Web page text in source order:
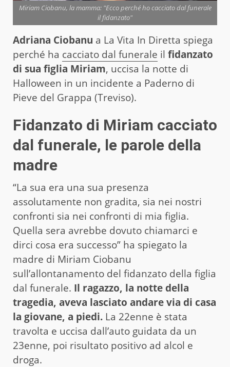
Miriam Ciobanu, la mamma: "Ecco perché ho cacciato dal funerale
il fidanzato"
Adriana Ciobanu a La Vita In Diretta spiega
perché ha cacciato dal funerale il fidanzato
di sua figlia Miriam, uccisa la notte di
Halloween in un incidente a Paderno di
Pieve del Grappa (Treviso).
Fidanzato di Miriam cacciato
dal funerale, le parole della
madre
“La sua era una sua presenza
assolutamente non gradita, sia nei nostri
confronti sia nei confronti di mia figlia.
Quella sera avrebbe dovuto chiamarci e
dirci cosa era successo” ha spiegato la
madre di Miriam Ciobanu
sull’allontanamento del fidanzato della figlia
dal funerale. Il ragazzo, la notte della
tragedia, aveva lasciato andare via di casa
la giovane, a piedi. La 22enne è stata
travolta e uccisa dall’auto guidata da un
23enne, poi risultato positivo ad alcol e
droga.